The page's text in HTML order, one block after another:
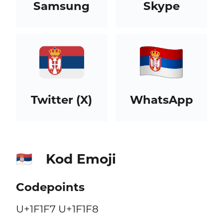
Samsung Skype
Twitter (X) WhatsApp
🇷🇸 Kod Emoji
Codepoints
U+1F1F7 U+1F1F8